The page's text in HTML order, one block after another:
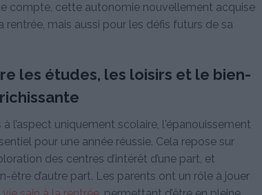
compte, cette autonomie nouvellement acquise
mais aussi pour les défis futurs de sa
les études, les loisirs et le bien-
l’aspect uniquement scolaire, l'épanouissement
pour une année réussie. Cela repose sur
des centres d’intérêt d’une part, et
être d’autre part. Les parents ont un rôle à jouer